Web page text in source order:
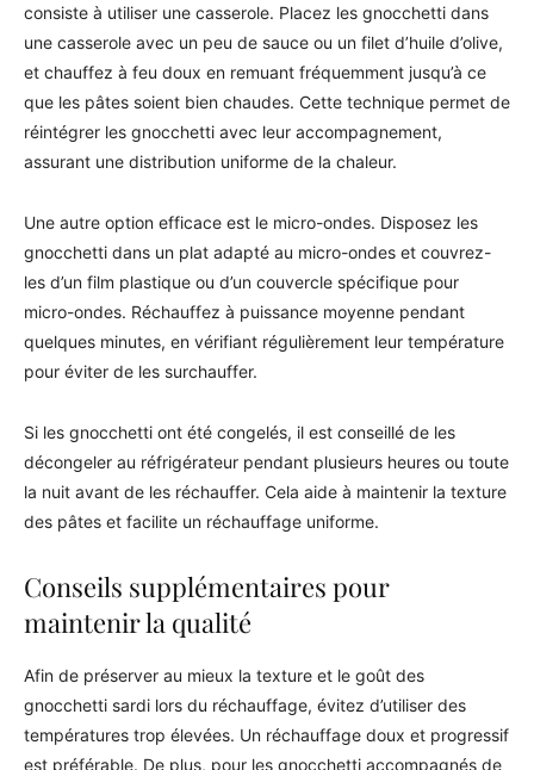
consiste à utiliser une casserole. Placez les gnocchetti dans
une casserole avec un peu de sauce ou un filet d’huile d’olive,
et chauffez à feu doux en remuant fréquemment jusqu’à ce
que les pâtes soient bien chaudes. Cette technique permet de
réintégrer les gnocchetti avec leur accompagnement,
assurant une distribution uniforme de la chaleur.
Une autre option efficace est le micro-ondes. Disposez les
gnocchetti dans un plat adapté au micro-ondes et couvrez-
les d’un film plastique ou d’un couvercle spécifique pour
micro-ondes. Réchauffez à puissance moyenne pendant
quelques minutes, en vérifiant régulièrement leur température
pour éviter de les surchauffer.
Si les gnocchetti ont été congelés, il est conseillé de les
décongeler au réfrigérateur pendant plusieurs heures ou toute
la nuit avant de les réchauffer. Cela aide à maintenir la texture
des pâtes et facilite un réchauffage uniforme.
Conseils supplémentaires pour
maintenir la qualité
Afin de préserver au mieux la texture et le goût des
gnocchetti sardi lors du réchauffage, évitez d’utiliser des
températures trop élevées. Un réchauffage doux et progressif
est préférable. De plus, pour les gnocchetti accompagnés de